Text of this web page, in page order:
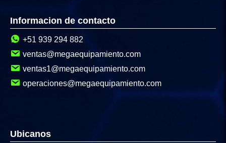
Informacion de contacto
+51 939 294 882
ventas@megaequipamiento.com
ventas1@megaequipamiento.com
operaciones@megaequipamiento.com
Ubicanos